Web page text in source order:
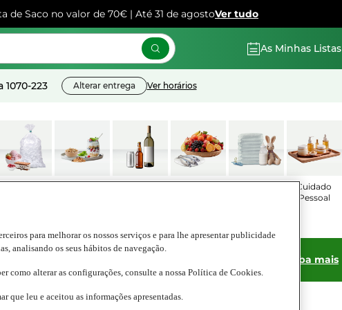
de Saco no valor de 70€ | Até 31 de agostoVer tudo
As Minhas Listas
1070-223 Alterar entrega Ver horários
Cuidado
Pessoal
os 35€ de desconto nas 2 primeiras compras online! Saiba mais
para melhorar os nossos serviços e para lhe apresentar publicidade
analisando os seus hábitos de navegação.
como alterar as configurações, consulte a nossa Política de Cookies.
que leu e aceitou as informações apresentadas.